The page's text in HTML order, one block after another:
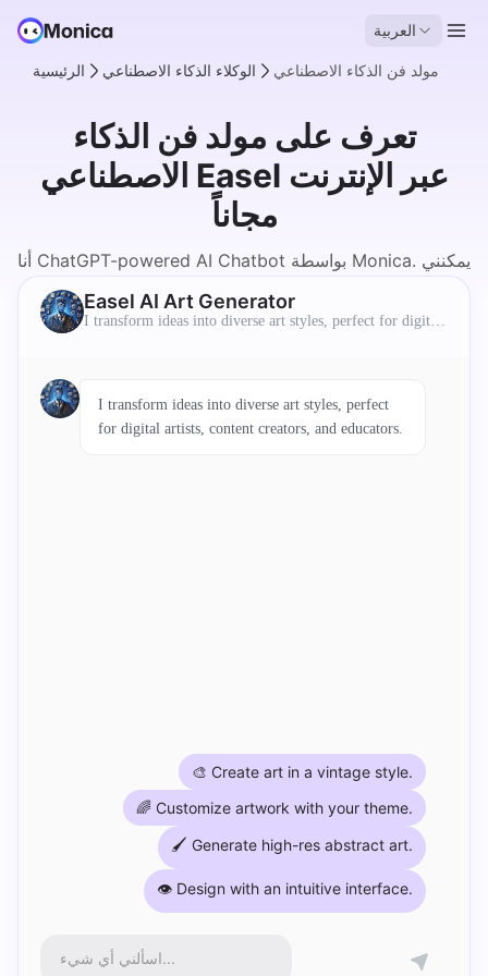
العربية
الرئيسية الوكلاء الذكاء الاصطناعي مولد فن الذكاء الاصطناعي
تعرف على مولد فن الذكاء
الاصطناعي Easel عبر الإنترنت
مجاناً
أنا ChatGPT-powered AI Chatbot بواسطة Monica. يمكنني
Easel AI Art Generator
I transform ideas into diverse art styles, perfect for digital
I transform ideas into diverse art styles, perfect
for digital artists, content creators, and educators.
🎨 Create art in a vintage style.
🌈 Customize artwork with your theme.
🖌️ Generate high-res abstract art.
👁️ Design with an intuitive interface.
اسألني أي شيء...